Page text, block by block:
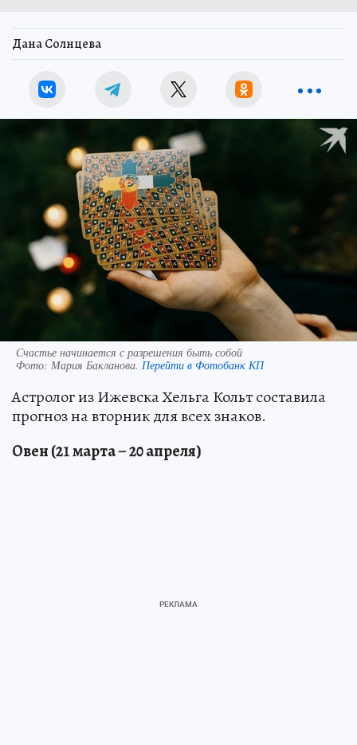
Дана Солнцева
Счастье начинается с разрешения быть собой
Фото: Мария Бакланова. Перейти в Фотобанк КП
Астролог из Ижевска Хельга Кольт составила
прогноз на вторник для всех знаков.
Овен (21 марта – 20 апреля)